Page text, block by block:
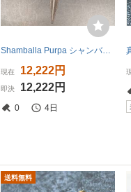
Shamballa Purpa シャンバラ プルパ YOSHIKI着用 silver 925 渋み ペンダントトップ
現在 12,222円
即決 12,222円
0 4日
送料無料